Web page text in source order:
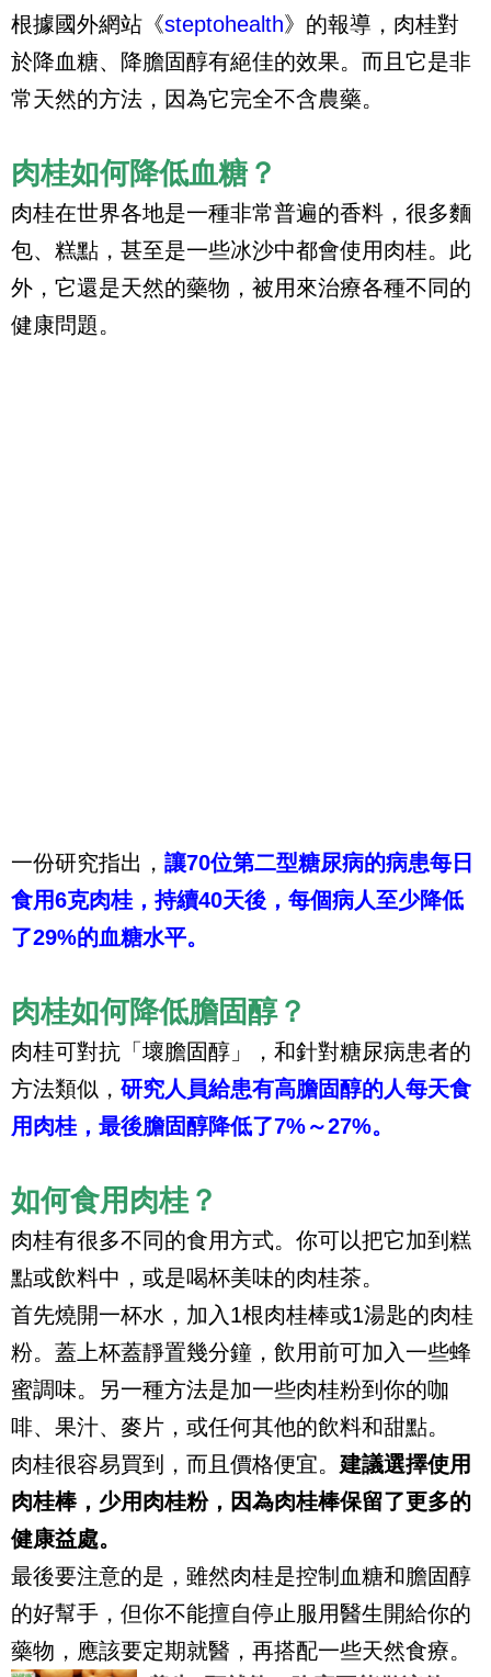
根據國外網站《steptohealth》的報導，肉桂對
於降血糖、降膽固醇有絕佳的效果。而且它是非
常天然的方法，因為它完全不含農藥。
肉桂如何降低血糖？
肉桂在世界各地是一種非常普遍的香料，很多麵
包、糕點，甚至是一些冰沙中都會使用肉桂。此
外，它還是天然的藥物，被用來治療各種不同的
健康問題。
一份研究指出， 讓70位第二型糖尿病的病患每日
食用6克肉桂，持續40天後，每個病人至少降低
了29%的血糖水平。
肉桂如何降低膽固醇？
肉桂可對抗「壞膽固醇」，和針對糖尿病患者的
方法類似， 研究人員給患有高膽固醇的人每天食
用肉桂，最後膽固醇降低了7%～27%。
如何食用肉桂？
肉桂有很多不同的食用方式。你可以把它加到糕
點或飲料中，或是喝杯美味的肉桂茶。
首先燒開一杯水，加入1根肉桂棒或1湯匙的肉桂
粉。蓋上杯蓋靜置幾分鐘，飲用前可加入一些蜂
蜜調味。另一種方法是加一些肉桂粉到你的咖
啡、果汁、麥片，或任何其他的飲料和甜點。
肉桂很容易買到，而且價格便宜。 建議選擇使用
肉桂棒，少用肉桂粉，因為肉桂棒保留了更多的
健康益處。
最後要注意的是，雖然肉桂是控制血糖和膽固醇
的好幫手，但你不能擅自停止服用醫生開給你的
藥物，應該要定期就醫，再搭配一些天然食療。